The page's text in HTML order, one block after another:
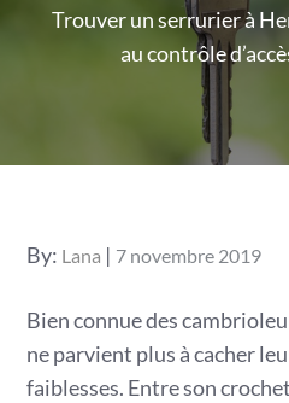
Trouver un serrurier à
au contrôle
By: Lana
Posted
7 novembre 2019
Bien connue des
ne parvient plus à cacher
faiblesses. Entre son